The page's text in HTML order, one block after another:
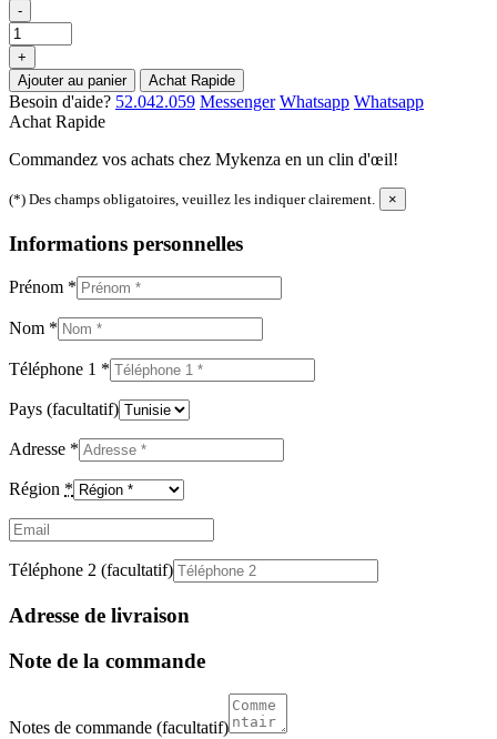
-
+
Ajouter au panier
Achat Rapide
Besoin d'aide? 52.042.059 Messenger Whatsapp Whatsapp
Achat Rapide
Commandez vos achats chez Mykenza en un clin d'œil!
(*) Des champs obligatoires, veuillez les indiquer clairement. ×
Informations personnelles
Prénom *
Nom *
Téléphone 1 *
Pays (facultatif)
Adresse *
Région *
Email
Téléphone 2 (facultatif)
Adresse de livraison
Note de la commande
Notes de commande (facultatif)